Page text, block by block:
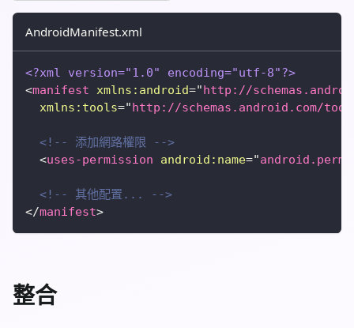
AndroidManifest.xml
<?xml version="1.0" encoding="utf-8"?>
<manifest xmlns: android="http://
xmlns: tools="http://schemas.android.com/
<!-- 添加網路權限 -->
<uses-permission android: name="
<!-- 其他配置... -->
</manifest>
整合